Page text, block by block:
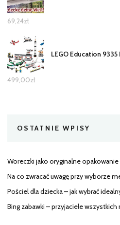
69,24zł
LEGO Education
499,00zł
OSTATNIE WPISY
Woreczki jako oryginalne
Na co zwracać uwagę przy wyborze
Pościel dla dziecka – jak wybrać
Bing zabawki – przyjaciele